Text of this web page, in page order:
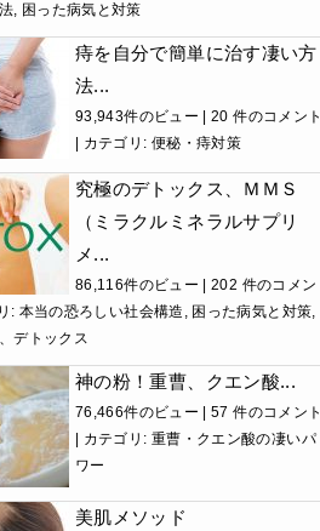
困った病気と対策
痔を自分で簡単に治す凄い方
法...
93,943件のビュー |20 件のコメント
| カテゴリ: 便秘・痔対策
究極のデトックス、ＭＭＳ
（ミラクルミネラルサプリ
メ...
86,116件のビュー |202 件のコメン
: 本当の恐ろしい社会構造 困った病気と対策
デトックス
神の粉！重曹、クエン酸...
76,466件のビュー |57 件のコメント
| カテゴリ: 重曹・クエン酸の凄いパ
ワー
美肌メソッド